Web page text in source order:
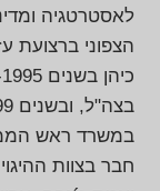
לאסטרטגיה
הצפוני ברצועת
במשרד ראש
חבר בצוות